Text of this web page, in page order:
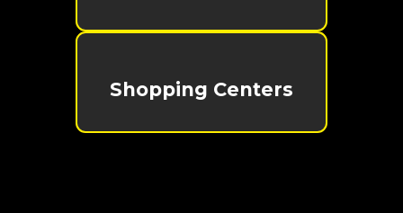
Shopping Centers